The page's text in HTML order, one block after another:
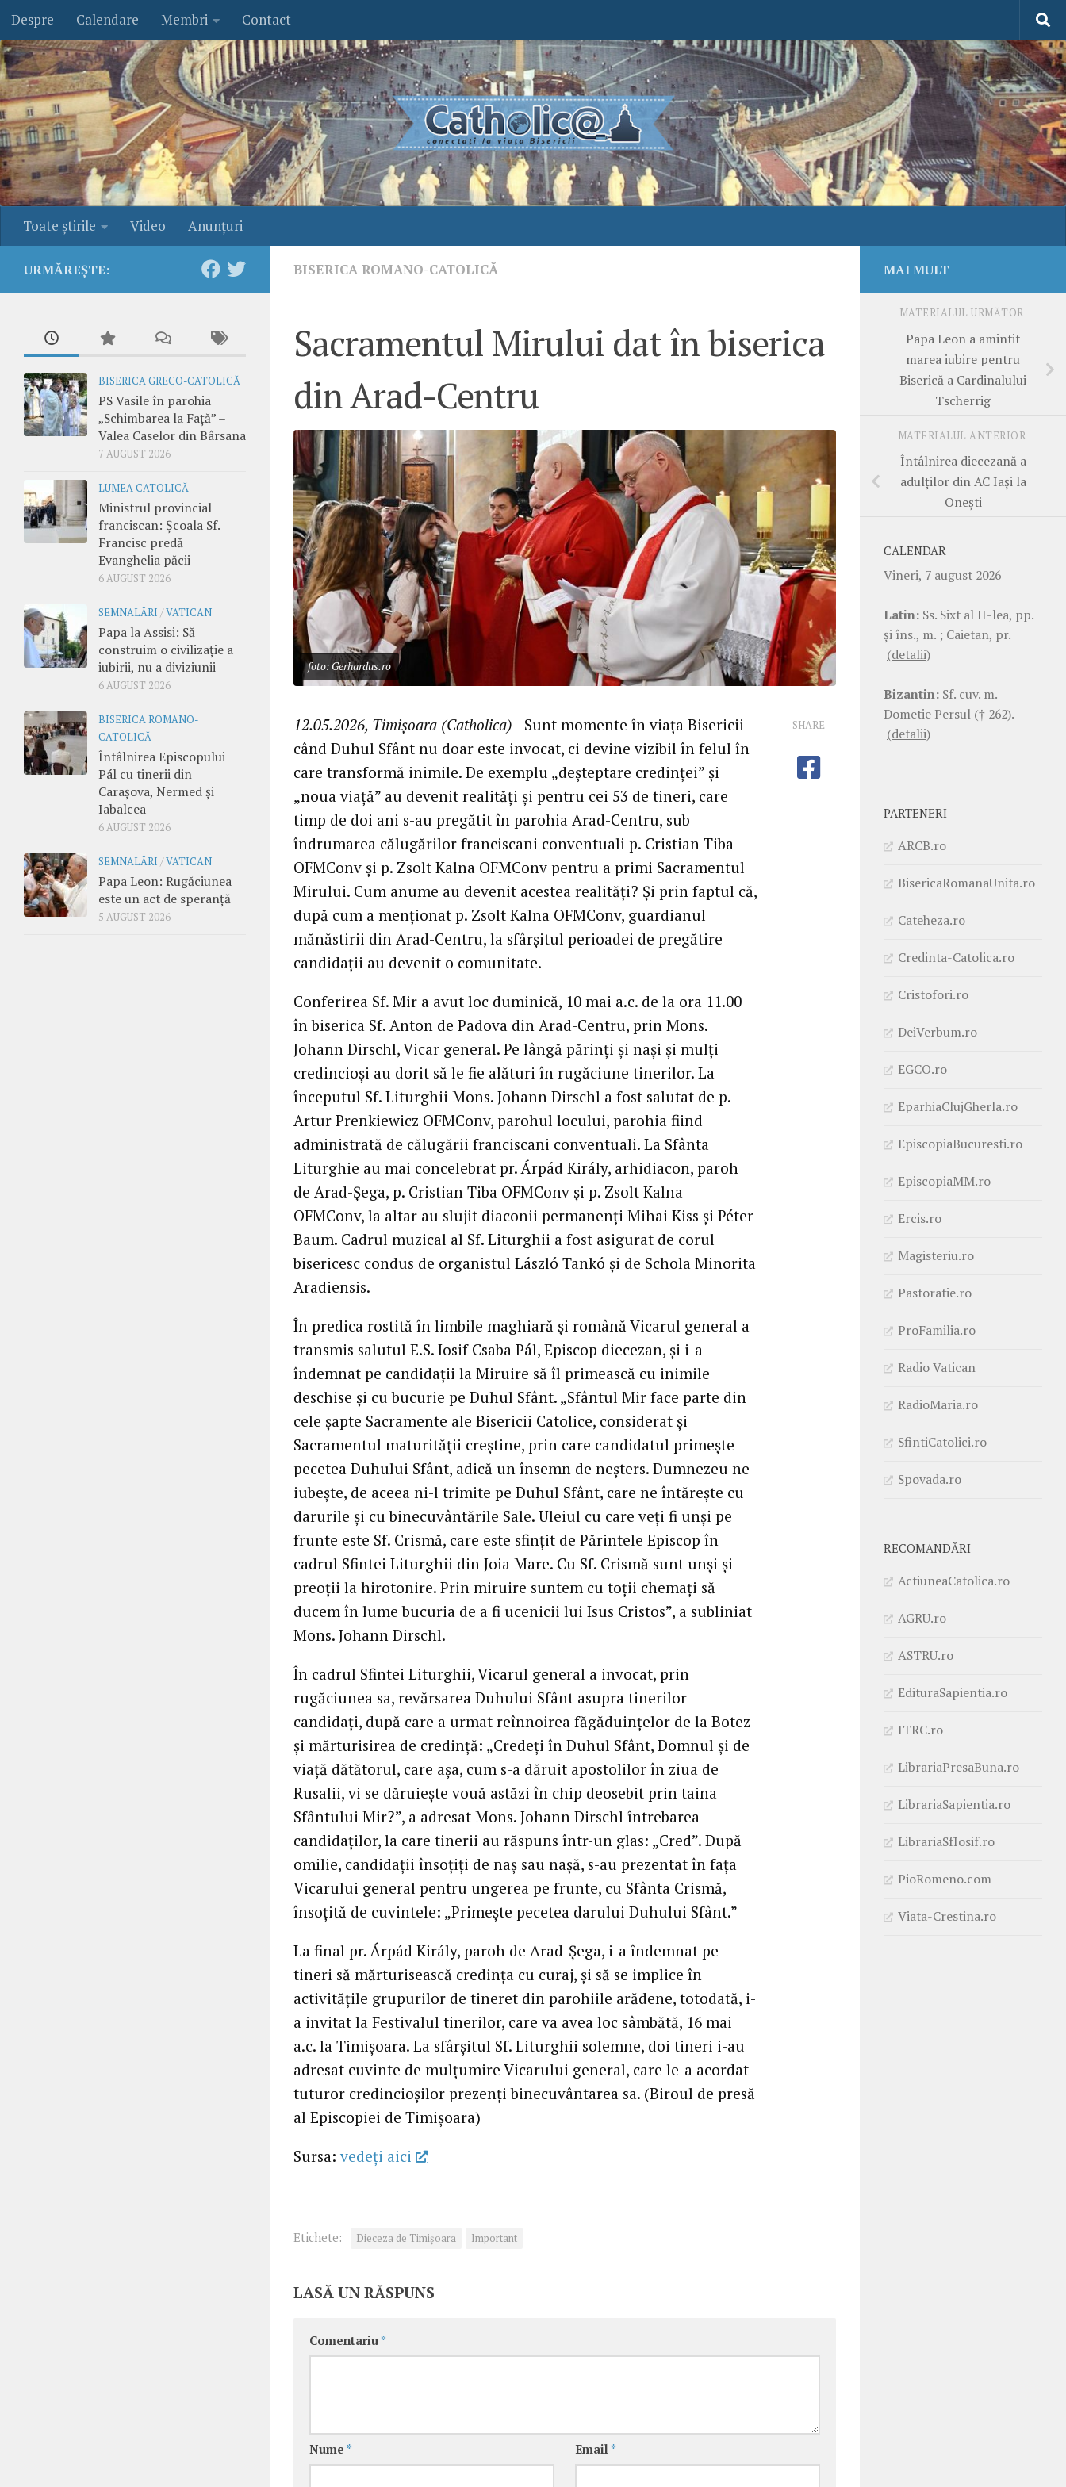
Skip to content
Despre Calendare Membri Contact
Toate ştirile Video Anunţuri
BISERICA ROMANO-CATOLICĂ
Sacramentul Mirului dat în biserica
din Arad-Centru
foto: Gerhardus.ro
12.05.2026, Timișoara (Catholica) - Sunt momente în viața Bisericii
când Duhul Sfânt nu doar este invocat, ci devine vizibil în felul în
care transformă inimile. De exemplu „deșteptare credinței” și
„noua viață” au devenit realități și pentru cei 53 de tineri, care
timp de doi ani s-au pregătit în parohia Arad-Centru, sub
îndrumarea călugărilor franciscani conventuali p. Cristian Tiba
OFMConv și p. Zsolt Kalna OFMConv pentru a primi Sacramentul
Mirului. Cum anume au devenit acestea realități? Și prin faptul că,
după cum a menționat p. Zsolt Kalna OFMConv, guardianul
mănăstirii din Arad-Centru, la sfârșitul perioadei de pregătire
candidații au devenit o comunitate.
Conferirea Sf. Mir a avut loc duminică, 10 mai a.c. de la ora 11.00
în biserica Sf. Anton de Padova din Arad-Centru, prin Mons.
Johann Dirschl, Vicar general. Pe lângă părinți și nași și mulți
credincioși au dorit să le fie alături în rugăciune tinerilor. La
începutul Sf. Liturghii Mons. Johann Dirschl a fost salutat de p.
Artur Prenkiewicz OFMConv, parohul locului, parohia fiind
administrată de călugării franciscani conventuali. La Sfânta
Liturghie au mai concelebrat pr. Árpád Király, arhidiacon, paroh
de Arad-Șega, p. Cristian Tiba OFMConv și p. Zsolt Kalna
OFMConv, la altar au slujit diaconii permanenți Mihai Kiss și Péter
Baum. Cadrul muzical al Sf. Liturghii a fost asigurat de corul
bisericesc condus de organistul László Tankó și de Schola Minorita
Aradiensis.
În predica rostită în limbile maghiară și română Vicarul general a
transmis salutul E.S. Iosif Csaba Pál, Episcop diecezan, și i-a
îndemnat pe candidații la Miruire să îl primească cu inimile
deschise și cu bucurie pe Duhul Sfânt. „Sfântul Mir face parte din
cele șapte Sacramente ale Bisericii Catolice, considerat și
Sacramentul maturității creștine, prin care candidatul primește
pecetea Duhului Sfânt, adică un însemn de neșters. Dumnezeu ne
iubește, de aceea ni-l trimite pe Duhul Sfânt, care ne întărește cu
darurile și cu binecuvântările Sale. Uleiul cu care veți fi unși pe
frunte este Sf. Crismă, care este sfințit de Părintele Episcop în
cadrul Sfintei Liturghii din Joia Mare. Cu Sf. Crismă sunt unși și
preoții la hirotonire. Prin miruire suntem cu toții chemați să
ducem în lume bucuria de a fi ucenicii lui Isus Cristos”, a subliniat
Mons. Johann Dirschl.
În cadrul Sfintei Liturghii, Vicarul general a invocat, prin
rugăciunea sa, revărsarea Duhului Sfânt asupra tinerilor
candidați, după care a urmat reînnoirea făgăduințelor de la Botez
și mărturisirea de credință: „Credeți în Duhul Sfânt, Domnul și de
viață dătătorul, care așa, cum s-a dăruit apostolilor în ziua de
Rusalii, vi se dăruiește vouă astăzi în chip deosebit prin taina
Sfântului Mir?”, a adresat Mons. Johann Dirschl întrebarea
candidaților, la care tinerii au răspuns într-un glas: „Cred”. După
omilie, candidații însoțiți de naș sau nașă, s-au prezentat în fața
Vicarului general pentru ungerea pe frunte, cu Sfânta Crismă,
însoțită de cuvintele: „Primește pecetea darului Duhului Sfânt.”
La final pr. Árpád Király, paroh de Arad-Șega, i-a îndemnat pe
tineri să mărturisească credința cu curaj, și să se implice în
activitățile grupurilor de tineret din parohiile arădene, totodată, i-
a invitat la Festivalul tinerilor, care va avea loc sâmbătă, 16 mai
a.c. la Timișoara. La sfârșitul Sf. Liturghii solemne, doi tineri i-au
adresat cuvinte de mulțumire Vicarului general, care le-a acordat
tuturor credincioșilor prezenți binecuvântarea sa. (Biroul de presă
al Episcopiei de Timișoara)
Sursa: vedeţi aici
SHARE
Etichete: Dieceza de Timișoara Important
LASĂ UN RĂSPUNS
Comentariu *
Nume * Email *
URMĂREȘTE:
BISERICA GRECO-CATOLICĂ
PS Vasile în parohia
„Schimbarea la Față” –
Valea Caselor din Bârsana
7 AUGUST 2026
LUMEA CATOLICĂ
Ministrul provincial
franciscan: Școala Sf.
Francisc predă
Evanghelia păcii
6 AUGUST 2026
SEMNALĂRI /VATICAN
Papa la Assisi: Să
construim o civilizație a
iubirii, nu a diviziunii
6 AUGUST 2026
BISERICA ROMANO-
CATOLICĂ
Întâlnirea Episcopului
Pál cu tinerii din
Carașova, Nermed și
Iabalcea
6 AUGUST 2026
SEMNALĂRI /VATICAN
Papa Leon: Rugăciunea
este un act de speranță
5 AUGUST 2026
MAI MULT
MATERIALUL URMĂTOR
Papa Leon a amintit
marea iubire pentru
Biserică a Cardinalului
Tscherrig
MATERIALUL ANTERIOR
Întâlnirea diecezană a
adulților din AC Iași la
Onești
CALENDAR
Vineri, 7 august 2026
Latin: Ss. Sixt al II-lea, pp.
şi îns., m. ; Caietan, pr.
(detalii)
Bizantin: Sf. cuv. m.
Dometie Persul († 262).
(detalii)
PARTENERI
ARCB.ro
BisericaRomanaUnita.ro
Cateheza.ro
Credinta-Catolica.ro
Cristofori.ro
DeiVerbum.ro
EGCO.ro
EparhiaClujGherla.ro
EpiscopiaBucuresti.ro
EpiscopiaMM.ro
Ercis.ro
Magisteriu.ro
Pastoratie.ro
ProFamilia.ro
Radio Vatican
RadioMaria.ro
SfintiCatolici.ro
Spovada.ro
RECOMANDĂRI
ActiuneaCatolica.ro
AGRU.ro
ASTRU.ro
EdituraSapientia.ro
ITRC.ro
LibrariaPresaBuna.ro
LibrariaSapientia.ro
LibrariaSfIosif.ro
PioRomeno.com
Viata-Crestina.ro